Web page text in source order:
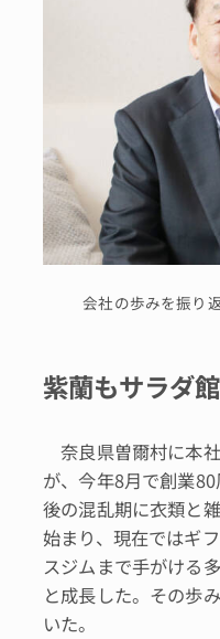
会社の歩みを振り
紫蘭もサラダ
奈良県曽爾村に本
が、今年8月で創業
後の混乱期に衣類と
始まり、現在ではギ
スジムまで手がける
と成長した。その歩
いた。